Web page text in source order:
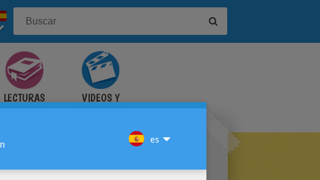
LECTURAS
INFANTILES
VIDEOS Y
TUTORIALES